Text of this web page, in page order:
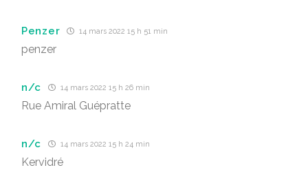
Penzer 14 mars 2022 15 h 51 min
penzer
n/c 14 mars 2022 15 h 26 min
Rue Amiral Guépratte
n/c 14 mars 2022 15 h 24 min
Kervidré